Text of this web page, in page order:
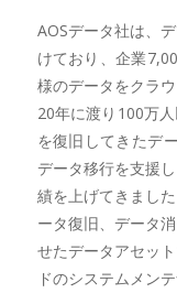
AOSデータ社は、
けており、企業
様のデータをクラ
20年に渡り100万
を復旧してきたデ
データ移行を支援
績を上げてきまし
ータ復旧、データ
せたデータアセッ
ドのシステムメン